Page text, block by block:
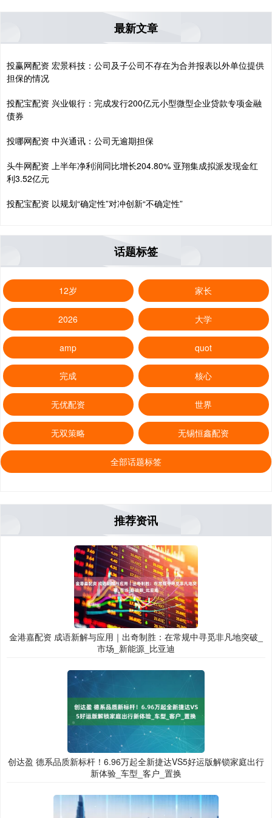
最新文章
投赢网配资 宏景科技：公司及子公司不存在为合并报表以外单位提供
担保的情况
投配宝配资 兴业银行：完成发行200亿元小型微型企业贷款专项金融
债券
投哪网配资 中兴通讯：公司无逾期担保
头牛网配资 上半年净利润同比增长204.80% 亚翔集成拟派发现金红
利3.52亿元
投配宝配资 以规划“确定性”对冲创新“不确定性”
话题标签
12岁 家长
2026 大学
amp quot
完成 核心
无优配资 世界
无双策略 无锡恒鑫配资
全部话题标签
推荐资讯
金港嘉配资 成语新解与应用｜出奇制胜：在常规中寻觅非凡地突破_
市场_新能源_比亚迪
创达盈 德系品质新标杆！6.96万起全新捷达VS5好运版解锁家庭出行
新体验_车型_客户_置换